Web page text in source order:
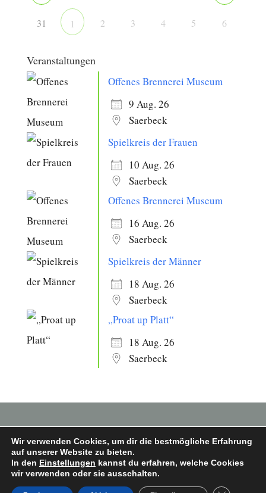
31 1 2 3 4 5 6
Veranstaltungen
Offenes Brennerei Museum
9 Aug. 26
Saerbeck
Spielkreis der Frauen
10 Aug. 26
Saerbeck
Offenes Brennerei Museum
16 Aug. 26
Saerbeck
Spielkreis der Männer
18 Aug. 26
Saerbeck
„Proat up Platt“
18 Aug. 26
Saerbeck
Copyright © 2026 Heimatverein Saerbeck
e.V.
Wir verwenden Cookies, um dir die bestmögliche Erfahrung
auf unserer Website zu bieten.
In den Einstellungen kannst du erfahren, welche Cookies
wir verwenden oder sie ausschalten.